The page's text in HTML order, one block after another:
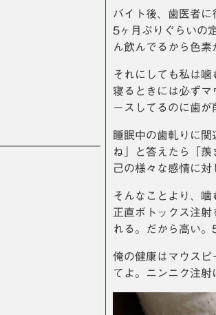
バイト後、歯医者に
5ヶ月ぶりぐらいの
ん飲んでるから色
それにしても私は噛
寝るときには必ず
ースしてるのに歯が
睡眠中の歯軋りに
ね」と答えたら「羨
己の様々な感情に対
そんなことより、噛
正直ボトックス注
れる。だから高い
俺の健康はマウスピ
てよ。ニンニク注射